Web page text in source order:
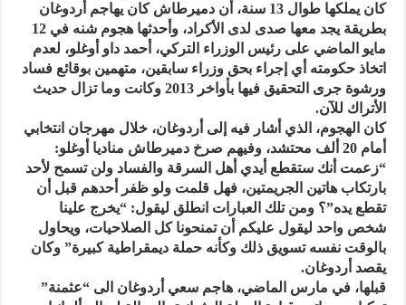
كان يملكها طوال 13 سنة، أن دميرطاش كان يهاجم أردوغان
بطريقة يجد معها صدى لدى الأكراد، وأحدثها هجوم شنه في 12
مايو الماضي على رئيس الوزراء التركي، أحمد داو أوغلو، لعدم
اتخاذ حكومته أي إجراء بحق وزراء سابقين، متهمين بوقائع فساد
ورشوة جرى التحقيق فيها بأواخر 2013 وكانت وما تزال حديث
الأتراك للآن.
كان الهجوم، الذي أشار فيه إلى أردوغان، خلال مهرجان انتخابي
أمام 20 ألف محتشد، وفيهم صرخ دميرطاش مناديا أوغلو:
“زعمت أنك ستقطع أيدي أهل السرقة والفساد ولن تسمح لأحد
بارتكاب هاتين الجريمتين، فهل قلمت ولو ظفر أحدهم قبل أن
تقطع يده”؟ ومن تلك العبارات انطلق ليقول: “يخرج علينا
شخص واحد ليقول عليكم أن تمنحونا كل الصلاحيات، ويحاول
بالوقت نفسه تسويق ذلك وكأنه حملة ديمقراطية كبيرة” وكان
يقصد أردوغان.
قبلها، في مارس الماضي، هاجم سعي أردوغان الى “عثمنة”